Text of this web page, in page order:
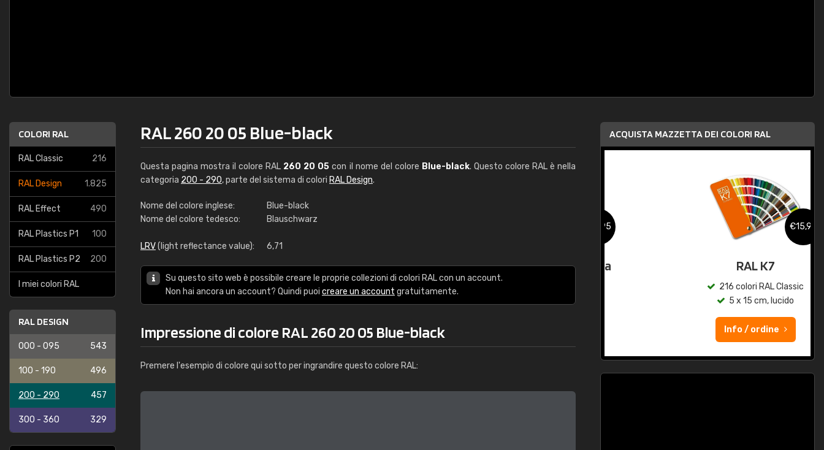
COLORI RAL
RAL Classic 216
RAL Design 1.825
RAL Effect 490
RAL Plastics P1 100
RAL Plastics P2 200
I miei colori RAL
RAL DESIGN
000 - 095 543
100 - 190 496
200 - 290 457
300 - 360 329
RAL 260 20 05 Blue-black
Questa pagina mostra il colore RAL 260 20 05 con il nome del colore Blue-black. Questo colore RAL è nella
categoria 200 - 290, parte del sistema di colori RAL Design.
Nome del colore inglese:
Blue-black
Nome del colore tedesco:
Blauschwarz
LRV(light reflectance value): 6,71
Su questo sito web è possibile creare le proprie collezioni di colori RAL con un account.
Non hai ancora un account? Quindi puoi creare un account gratuitamente.
Impressione di colore RAL 260 20 05 Blue-black
Premere l'esempio di colore qui sotto per ingrandire questo colore RAL:
ACQUISTA MAZZETTA DEI COLORI RAL
RAL K7 a base d'acqua
€15,95
216 colori RAL Classic
5 x 15 cm, lucido
Info / ordine